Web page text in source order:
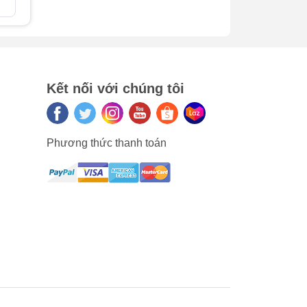
Kết nối với chúng tôi
Phương thức thanh toán